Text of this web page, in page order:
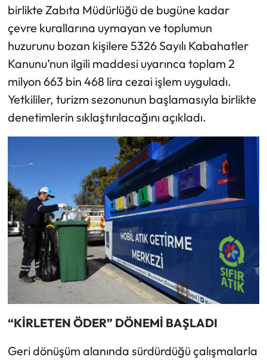
birlikte Zabıta Müdürlüğü de bugüne kadar
çevre kurallarına uymayan ve toplumun
huzurunu bozan kişilere 5326 Sayılı Kabahatler
Kanunu’nun ilgili maddesi uyarınca toplam 2
milyon 663 bin 468 lira cezai işlem uyguladı.
Yetkililer, turizm sezonunun başlamasıyla birlikte
denetimlerin sıklaştırılacağını açıkladı.
“KİRLETEN ÖDER” DÖNEMİ BAŞLADI
Geri dönüşüm alanında sürdürdüğü çalışmalarla